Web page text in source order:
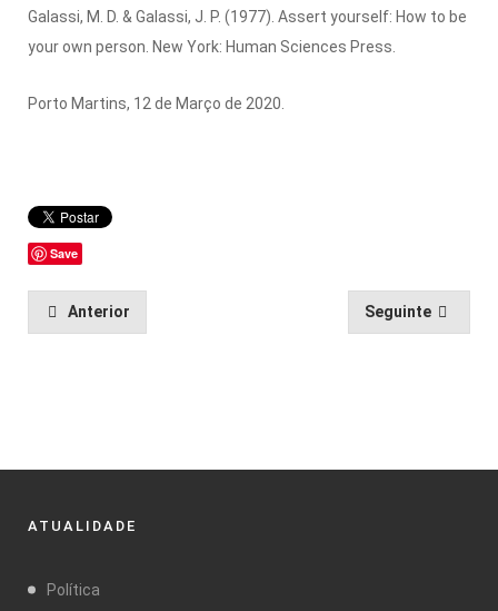
Galassi, M. D. & Galassi, J. P. (1977). Assert yourself: How to be
your own person. New York: Human Sciences Press.
Porto Martins, 12 de Março de 2020.
Save
Anterior Seguinte
ATUALIDADE
Política